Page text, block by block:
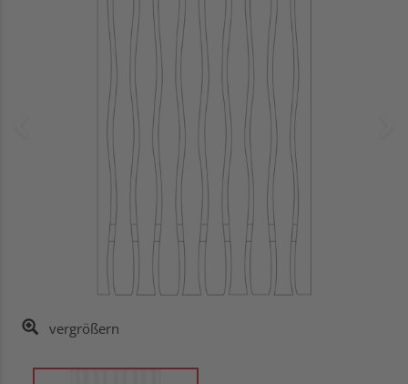
vergrößern